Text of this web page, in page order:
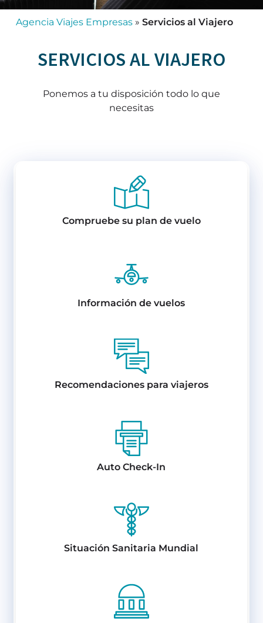
Agencia Viajes Empresas» Servicios al Viajero
SERVICIOS AL VIAJERO
Ponemos a tu disposición todo lo que
necesitas
Compruebe su plan de vuelo
Información de vuelos
Recomendaciones para viajeros
Auto Check-In
Situación Sanitaria Mundial